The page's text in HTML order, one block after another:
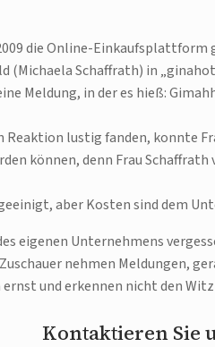
die Online-Einkaufsplattform
(Michaela Schaffrath) in
Meldung, in der es hieß:
Reaktion lustig fanden, konnte
können, denn Frau
aber Kosten sind dem
eigenen Unternehmens
nehmen Meldungen,
und erkennen nicht den Witz
Kontaktieren Sie